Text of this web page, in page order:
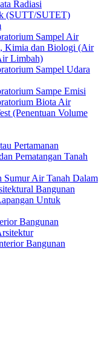
Radiasi
(SUTT/SUTET)
Sampel Air
Kimia dan Biologi (Air
Limbah)
Sampel Udara
Sampe Emisi
Biota Air
(Penentuan Volume
Pertamanan
Pematangan Tanah
Sumur Air Tanah Dalam
Bangunan
Untuk
Bangunan
Bangunan